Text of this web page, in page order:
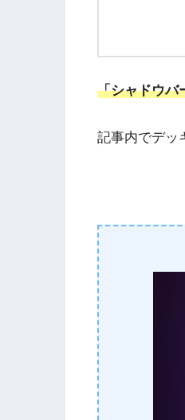
「シャドウバ
記事内でデッ